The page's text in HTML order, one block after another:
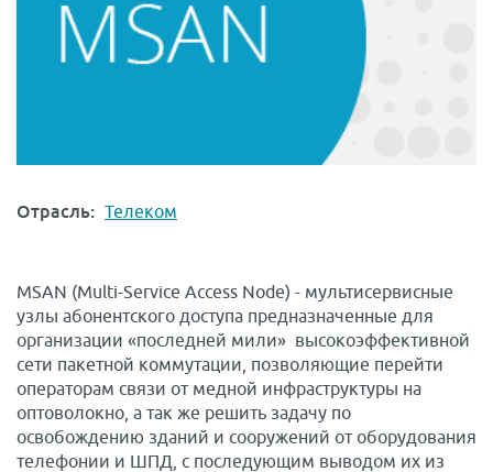
Отрасль: Телеком
MSAN (Multi-Service Access Node) - мультисервисные
узлы абонентского доступа предназначенные для
организации «последней мили» высокоэффективной
сети пакетной коммутации, позволяющие перейти
операторам связи от медной инфраструктуры на
оптоволокно, а так же решить задачу по
освобождению зданий и сооружений от оборудования
телефонии и ШПД, с последующим выводом их из